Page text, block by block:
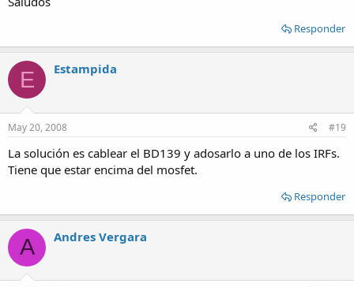
Responder
E Estampida
May 20, 2008 #19
La solución es cablear el BD139 y adosarlo a uno de los IRFs.
Tiene que estar encima del mosfet.
Responder
A Andres Vergara